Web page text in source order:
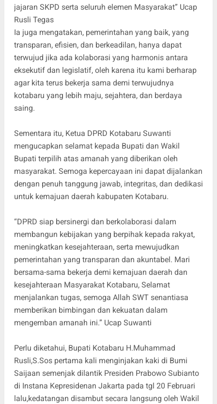
jajaran SKPD serta seluruh elemen Masyarakat” Ucap
Rusli Tegas
Ia juga mengatakan, pemerintahan yang baik, yang
transparan, efisien, dan berkeadilan, hanya dapat
terwujud jika ada kolaborasi yang harmonis antara
eksekutif dan legislatif, oleh karena itu kami berharap
agar kita terus bekerja sama demi terwujudnya
kotabaru yang lebih maju, sejahtera, dan berdaya
saing.
Sementara itu, Ketua DPRD Kotabaru Suwanti
mengucapkan selamat kepada Bupati dan Wakil
Bupati terpilih atas amanah yang diberikan oleh
masyarakat. Semoga kepercayaan ini dapat dijalankan
dengan penuh tanggung jawab, integritas, dan dedikasi
untuk kemajuan daerah kabupaten Kotabaru.
“DPRD siap bersinergi dan berkolaborasi dalam
membangun kebijakan yang berpihak kepada rakyat,
meningkatkan kesejahteraan, serta mewujudkan
pemerintahan yang transparan dan akuntabel. Mari
bersama-sama bekerja demi kemajuan daerah dan
kesejahteraan Masyarakat Kotabaru, Selamat
menjalankan tugas, semoga Allah SWT senantiasa
memberikan bimbingan dan kekuatan dalam
mengemban amanah ini.” Ucap Suwanti
Perlu diketahui, Bupati Kotabaru H.Muhammad
Rusli,S.Sos pertama kali menginjakan kaki di Bumi
Saijaan semenjak dilantik Presiden Prabowo Subianto
di Instana Kepresidenan Jakarta pada tgl 20 Februari
lalu,kedatangan disambut secara langsung oleh Wakil